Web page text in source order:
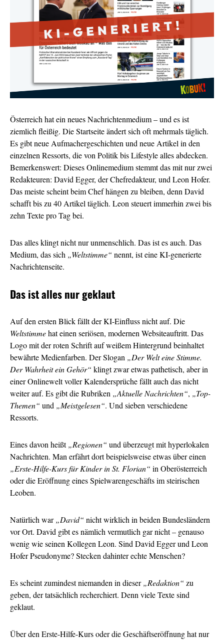
Österreich hat ein neues Nachrichtenmedium – und es ist
ziemlich fleißig. Die Startseite ändert sich oft mehrmals täglich.
Es gibt neue Aufmachergeschichten und neue Artikel in den
einzelnen Ressorts, die von Politik bis Lifestyle alles abdecken.
Bemerkenswert: Dieses Onlinemedium stemmt das mit nur zwei
Redakteuren: David Egger, der Chefredakteur, und Leon Hofer.
Das meiste scheint beim Chef hängen zu bleiben, denn David
schafft bis zu 40 Artikel täglich. Leon steuert immerhin zwei bis
zehn Texte pro Tag bei.
Das alles klingt nicht nur unmenschlich. Das ist es auch. Das
Medium, das sich „Weltstimme“ nennt, ist eine KI-generierte
Nachrichtenseite.
Das ist alles nur geklaut
Auf den ersten Blick fällt der KI-Einfluss nicht auf. Die
Weltstimmehat einen seriösen, modernen Websiteauftritt. Das
Logo mit der roten Schrift auf weißem Hintergrund beinhaltet
bewährte Medienfarben. Der Slogan „Der Welt eine Stimme.
Der Wahrheit ein Gehör“ klingt zwar etwas pathetisch, aber in
einer Onlinewelt voller Kalendersprüche fällt auch das nicht
weiter auf. Es gibt die Rubriken „Aktuelle Nachrichten“, „Top-
Themen“ und „Meistgelesen“. Und sieben verschiedene
Ressorts.
Eines davon heißt„Regionen“ und überzeugt mit hyperlokalen
Nachrichten. Man erfährt dort beispielsweise etwas über einen
„Erste-Hilfe-Kurs für Kinder in St. Florian“ in Oberösterreich
oder die Eröffnung eines Spielwarengeschäfts im steirischen
Leoben.
Natürlich war„David“ nicht wirklich in beiden Bundesländern
vor Ort. David gibt es nämlich vermutlich gar nicht – genauso
wenig wie seinen Kollegen Leon. Sind David Egger und Leon
Hofer Pseudonyme? Stecken dahinter echte Menschen?
Es scheint zumindest niemanden in dieser„Redaktion“ zu
geben, der tatsächlich recherchiert. Denn viele Texte sind
geklaut.
Über den Erste-Hilfe-Kurs oder die Geschäftseröffnung hat nur